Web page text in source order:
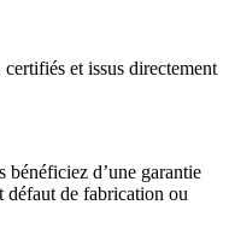
et issus directement
d’une garantie
de fabrication ou